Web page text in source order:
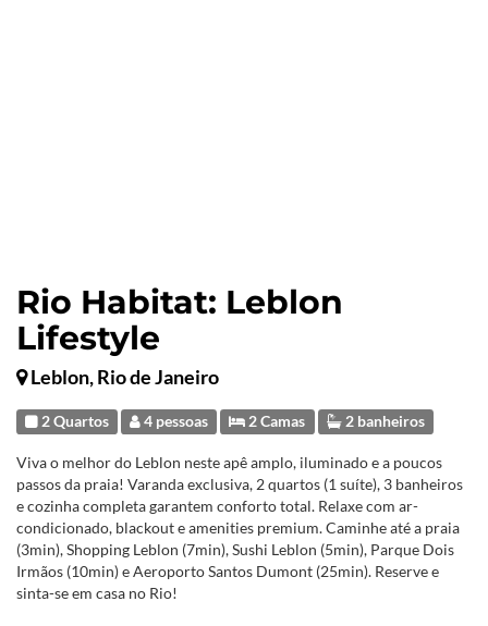
Rio Habitat: Leblon
Lifestyle
Leblon, Rio de Janeiro
2 Quartos 4 pessoas 2 Camas 2 banheiros
Viva o melhor do Leblon neste apê amplo, iluminado e a poucos
passos da praia! Varanda exclusiva, 2 quartos (1 suíte), 3 banheiros
e cozinha completa garantem conforto total. Relaxe com ar-
condicionado, blackout e amenities premium. Caminhe até a praia
(3min), Shopping Leblon (7min), Sushi Leblon (5min), Parque Dois
Irmãos (10min) e Aeroporto Santos Dumont (25min). Reserve e
sinta-se em casa no Rio!